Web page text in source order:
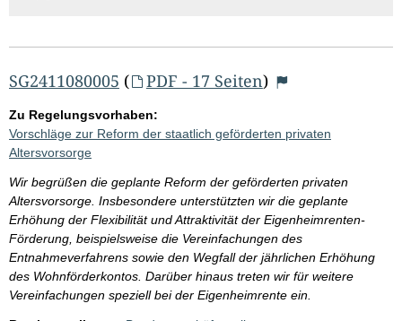
SG2411080005 ( PDF - 17 Seiten)
Zu Regelungsvorhaben:
Vorschläge zur Reform der staatlich geförderten privaten
Altersvorsorge
Wir begrüßen die geplante Reform der geförderten privaten
Altersvorsorge. Insbesondere unterstützten wir die geplante
Erhöhung der Flexibilität und Attraktivität der Eigenheimrenten-
Förderung, beispielsweise die Vereinfachungen des
Entnahmeverfahrens sowie den Wegfall der jährlichen Erhöhung
des Wohnförderkontos. Darüber hinaus treten wir für weitere
Vereinfachungen speziell bei der Eigenheimrente ein.